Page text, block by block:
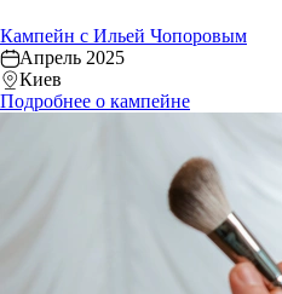
Кампейн с Ильей Чопоровым
Апрель 2025
Киев
Подробнее о кампейне